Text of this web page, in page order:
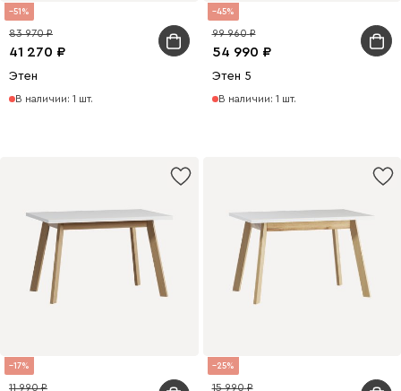
51
41 270
83 970
Этен
В наличии: 1 шт.
45
54 990
99 960
Этен 5
В наличии: 1 шт.
17
11 990
25
15 990